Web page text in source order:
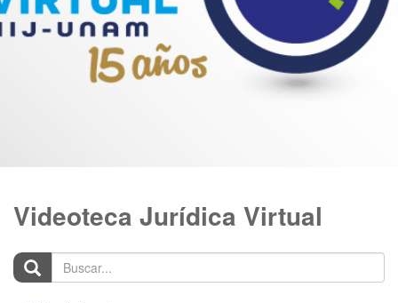
Videoteca Jurídica Virtual
Buscar...